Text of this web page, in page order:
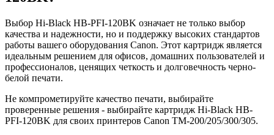
Выбор Hi-Black HB-PFI-120BK означает не только выбор
качества и надежности, но и поддержку высоких стандартов
работы вашего оборудования Canon. Этот картридж является
идеальным решением для офисов, домашних пользователей и
профессионалов, ценящих четкость и долговечность черно-
белой печати.
Не компрометируйте качество печати, выбирайте
проверенные решения - выбирайте картридж Hi-Black HB-
PFI-120BK для своих принтеров Canon TM-200/205/300/305.